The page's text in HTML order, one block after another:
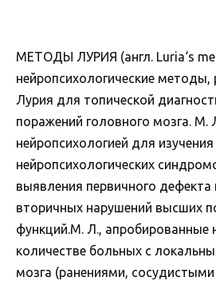
МЕТОДЫ ЛУРИЯ (англ. Luria‘s
нейропсихологические методы,
Лурия для топической
поражений головного мозга. М.
нейропсихологией для изучения
нейропсихологических
выявления первичного дефекта
вторичных нарушений высших
функций.М. Л., апробированные
количестве больных с
мозга (ранениями,